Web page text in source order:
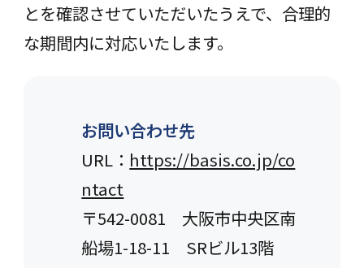
とを確認させていただいたうえで、合理的
な期間内に対応いたします。
お問い合わせ先
URL： https://basis.co.jp/co
ntact
〒542-0081 大阪市中央区南
船場1-18-11 SRビル13階